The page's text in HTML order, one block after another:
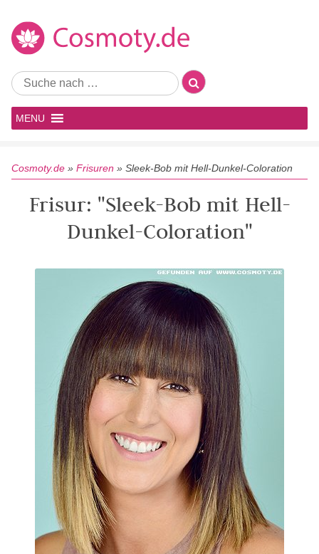
MENU
Cosmoty.de » Frisuren » Sleek-Bob mit Hell-Dunkel-Coloration
Frisur: "Sleek-Bob mit Hell-
Dunkel-Coloration"